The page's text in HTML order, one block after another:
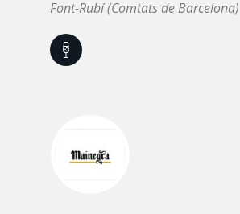
Font-Rubí (Comtats de Barcelona)